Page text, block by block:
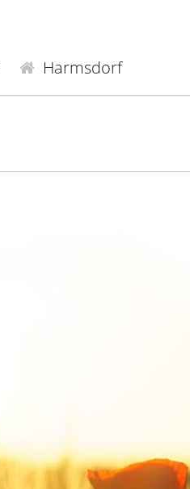
Harmsdorf